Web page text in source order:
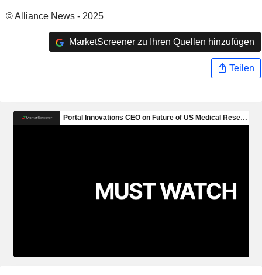
© Alliance News - 2025
MarketScreener zu Ihren Quellen hinzufügen
Teilen